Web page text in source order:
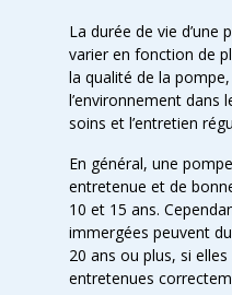
La durée de vie
varier en fonction de
la qualité de la
l’environnement dans
soins et l’entretien
En général, une
entretenue et de
10 et 15 ans.
immergées peuvent
20 ans ou plus, si
entretenues